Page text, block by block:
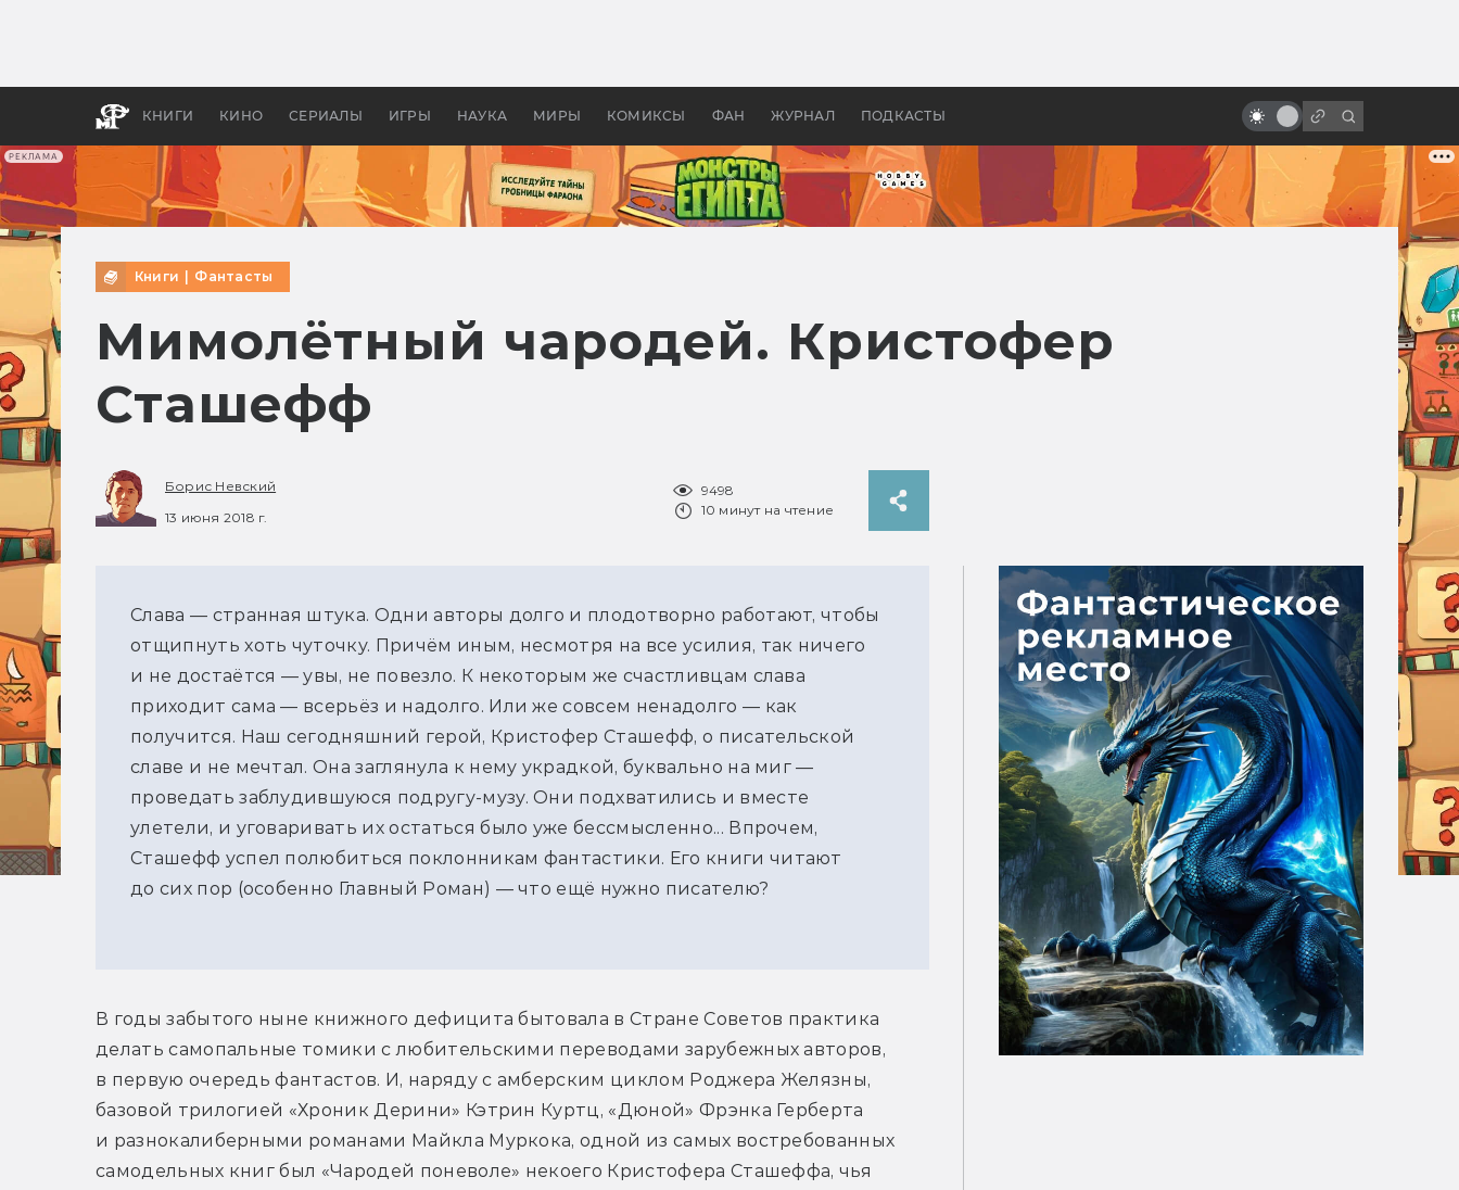
РЕКЛАМА
КНИГИ КИНО СЕРИАЛЫ ИГРЫ НАУКА МИРЫ КОМИКСЫ ФАН ЖУРНАЛ ПОДКАСТЫ
бы «Властелина колец»
Древней Грецией
озвучивание фильмов
Книги Фантасты
Мимолётный чародей. Кристофер
Сташефф
Борис Невский
13 июня 2018 г.
9498
10 минут на чтение
Слава — странная штука. Одни авторы долго и плодотворно работают, чтобы
отщипнуть хоть чуточку. Причём иным, несмотря на все усилия, так ничего
и не достаётся — увы, не повезло. К некоторым же счастливцам слава
приходит сама — всерьёз и надолго. Или же совсем ненадолго — как
получится. Наш сегодняшний герой, Кристофер Сташефф, о писательской
славе и не мечтал. Она заглянула к нему украдкой, буквально на миг —
проведать заблудившуюся подругу-музу. Они подхватились и вместе
улетели, и уговаривать их остаться было уже бессмысленно... Впрочем,
Сташефф успел полюбиться поклонникам фантастики. Его книги читают
до сих пор (особенно Главный Роман) — что ещё нужно писателю?
В годы забытого ныне книжного дефицита бытовала в Стране Советов практика
делать самопальные томики с любительскими переводами зарубежных авторов,
в первую очередь фантастов. И, наряду с амберским циклом Роджера Желязны,
базовой трилогией «Хроник Дерини» Кэтрин Куртц, «Дюной» Фрэнка Герберта
и разнокалиберными романами Майкла Муркока, одной из самых востребованных
самодельных книг был «Чародей поневоле» некоего Кристофера Сташеффа, чья